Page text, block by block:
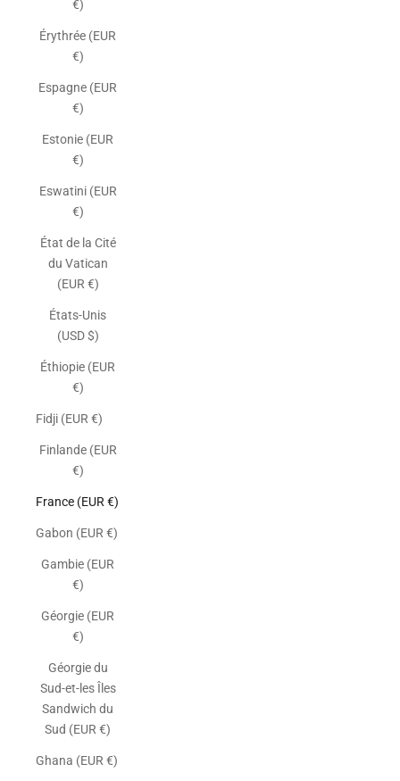
€)
Érythrée (EUR
€)
Espagne (EUR
€)
Estonie (EUR
€)
Eswatini (EUR
€)
État de la Cité
du Vatican
(EUR €)
États-Unis
(USD $)
Éthiopie (EUR
€)
Fidji (EUR €)
Finlande (EUR
€)
France (EUR €)
Gabon (EUR €)
Gambie (EUR
€)
Géorgie (EUR
€)
Géorgie du
Sud-et-les Îles
Sandwich du
Sud (EUR €)
Ghana (EUR €)